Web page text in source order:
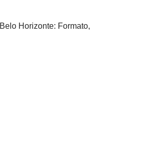
Belo Horizonte: Formato,